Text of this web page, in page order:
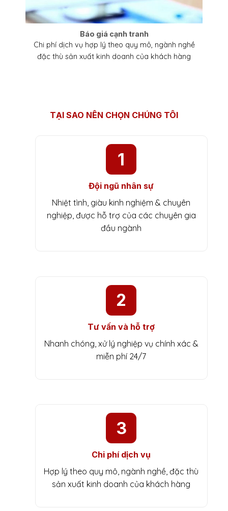
Báo giá cạnh tranh
Chi phí dịch vụ hợp lý theo quy mô, ngành nghề
đặc thù sản xuất kinh doanh của khách hàng
TẠI SAO NÊN CHỌN CHÚNG TÔI
1
Đội ngũ nhân sự
Nhiệt tình, giàu kinh nghiệm & chuyên
nghiệp, được hỗ trợ của các chuyên gia
đầu ngành
2
Tư vấn và hỗ trợ
Nhanh chóng, xử lý nghiệp vụ chính xác &
miễn phí 24/7
3
Chi phí dịch vụ
Hợp lý theo quy mô, ngành nghề, đặc thù
sản xuất kinh doanh của khách hàng